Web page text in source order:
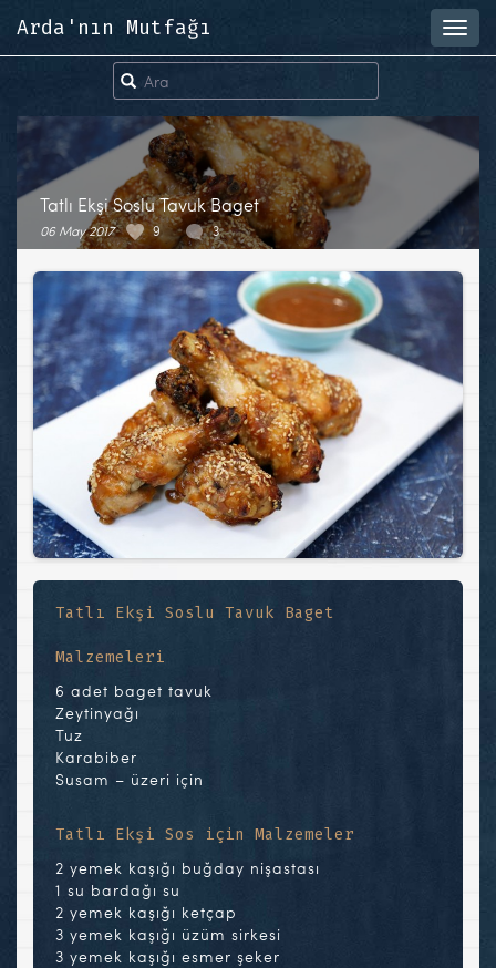
Arda'nın Mutfağı
Tatlı Ekşi Soslu Tavuk Baget
06 May 2017 9 3
Tatlı Ekşi Soslu Tavuk Baget
Malzemeleri
6 adet baget tavuk
Zeytinyağı
Tuz
Karabiber
Susam – üzeri için
Tatlı Ekşi Sos için Malzemeler
2 yemek kaşığı buğday nişastası
1 su bardağı su
2 yemek kaşığı ketçap
3 yemek kaşığı üzüm sirkesi
3 yemek kaşığı esmer şeker